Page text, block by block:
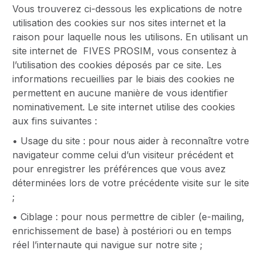
Vous trouverez ci-dessous les explications de notre
utilisation des cookies sur nos sites internet et la
raison pour laquelle nous les utilisons. En utilisant un
site internet de FIVES PROSIM, vous consentez à
l’utilisation des cookies déposés par ce site. Les
informations recueillies par le biais des cookies ne
permettent en aucune manière de vous identifier
nominativement. Le site internet utilise des cookies
aux fins suivantes :
• Usage du site : pour nous aider à reconnaître votre
navigateur comme celui d’un visiteur précédent et
pour enregistrer les préférences que vous avez
déterminées lors de votre précédente visite sur le site
;
• Ciblage : pour nous permettre de cibler (e-mailing,
enrichissement de base) à postériori ou en temps
réel l’internaute qui navigue sur notre site ;